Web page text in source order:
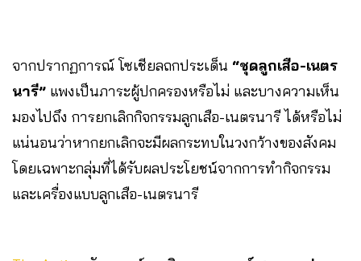
จากปรากฏการณ์ โซเชียลถกประเด็น “ชุดลูกเสือ-เนตร
นารี” แพงเป็นภาระผู้ปกครองหรือไม่ และบางความเห็น
มองไปถึง การยกเลิกกิจกรรมลูกเสือ-เนตรนารี ได้หรือไม่
แน่นอนว่าหากยกเลิกจะมีผลกระทบในวงกว้างของสังคม
โดยเฉพาะกลุ่มที่ได้รับผลประโยชน์จากการทำกิจกรรม
และเครื่องแบบลูกเสือ-เนตรนารี